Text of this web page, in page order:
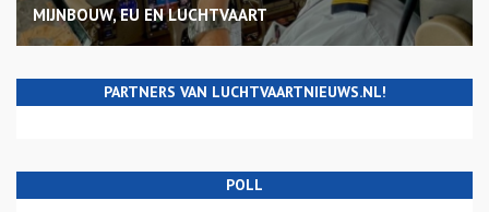
MIJNBOUW, EU EN LUCHTVAART
PARTNERS VAN LUCHTVAARTNIEUWS.NL!
POLL